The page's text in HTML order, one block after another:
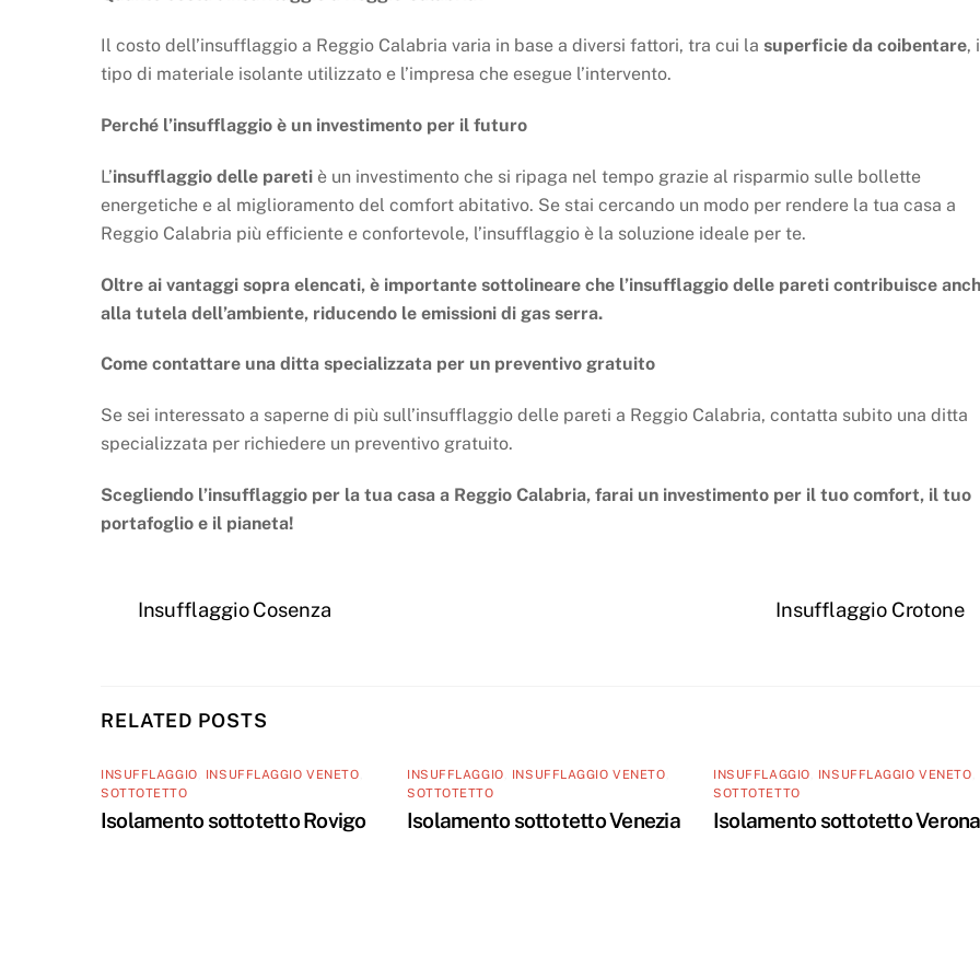
Il costo dell’insufflaggio a Reggio Calabria varia in base a diversi fattori, tra cui la superficie da coibentare,
tipo di materiale isolante utilizzato e l’impresa che esegue l’intervento.
Perché l’insufflaggio è un investimento per il futuro
L’insufflaggio delle pareti è un investimento che si ripaga nel tempo grazie al risparmio sulle bollette
energetiche e al miglioramento del comfort abitativo. Se stai cercando un modo per rendere la tua casa a
Reggio Calabria più efficiente e confortevole, l’insufflaggio è la soluzione ideale per te.
Oltre ai vantaggi sopra elencati, è importante sottolineare che l’insufflaggio delle pareti contribuisce
alla tutela dell’ambiente, riducendo le emissioni di gas serra.
Come contattare una ditta specializzata per un preventivo gratuito
Se sei interessato a saperne di più sull’insufflaggio delle pareti a Reggio Calabria, contatta subito una ditta
specializzata per richiedere un preventivo gratuito.
Scegliendo l’insufflaggio per la tua casa a Reggio Calabria, farai un investimento per il tuo comfort, il tuo
portafoglio e il pianeta!
Insufflaggio Cosenza Insufflaggio Crotone
RELATED POSTS
INSUFFLAGGIO INSUFFLAGGIO VENETO
SOTTOTETTO
Isolamento sottotetto Rovigo
INSUFFLAGGIO INSUFFLAGGIO VENETO
SOTTOTETTO
Isolamento sottotetto Venezia
INSUFFLAGGIO INSUFFLAGGIO VENETO
SOTTOTETTO
Isolamento sottotetto Verona